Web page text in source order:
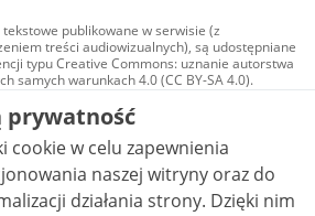
tekstowe publikowane w serwisie (z
treści audiowizualnych), są udostępniane
typu Creative Commons: uznanie autorstwa
samych warunkach 4.0 (CC BY-SA 4.0).
audiowizualne, w tym zdjęcia, materiały
wideo, są udostępniane na licencji typu
Commons: uznanie autorstwa użycie
- bez utworów zależnych 4.0 (CC BY-
4.0), o ile nie jest to stwierdzone inaczej.
prywatność
cookie w celu zapewnienia
naszej witryny oraz do
działania strony. Dzięki nim